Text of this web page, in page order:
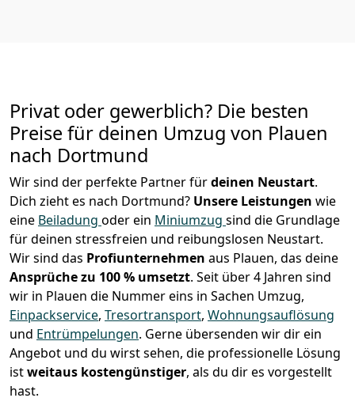
Privat oder gewerblich? Die besten
Preise für deinen Umzug von Plauen
nach Dortmund
Wir sind der perfekte Partner fürdeinen Neustart.
Dich zieht es nach Dortmund? Unsere Leistungen wie
eine Beiladung oder ein Miniumzug sind die Grundlage
für deinen stressfreien und reibungslosen Neustart.
Wir sind das Profiunternehmen aus Plauen, das deine
Ansprüche zu 100 % umsetzt. Seit über 4 Jahren sind
wir in Plauen die Nummer eins in Sachen Umzug,
Einpackservice, Tresortransport, Wohnungsauflösung
und Entrümpelungen. Gerne übersenden wir dir ein
Angebot und du wirst sehen, die professionelle Lösung
istweitaus kostengünstiger, als du dir es vorgestellt
hast.